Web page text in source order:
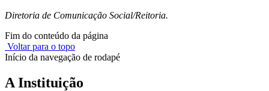
Diretoria de Comunicação Social/Reitoria.
Fim do conteúdo da página
Voltar para o topo
Início da navegação de rodapé
A Instituição